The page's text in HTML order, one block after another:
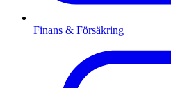
Finans & Försäkring